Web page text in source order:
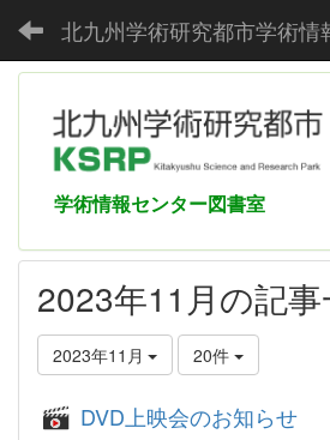
学術情報センター図書室
2023年11月の記
2023年11月 20件
DVD上映会のお知らせ